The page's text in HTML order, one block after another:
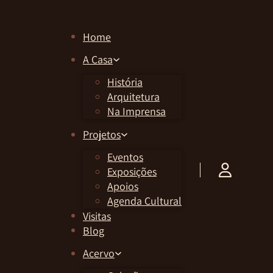
Home
A Casa
História
Arquitetura
Na Imprensa
Projetos
Eventos
Exposições
Apoios
Agenda Cultural
Visitas
Blog
Acervo